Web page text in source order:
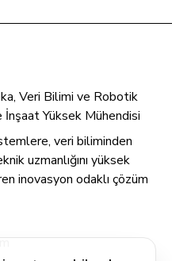
Veri Bilimi ve Robotik
İnşaat Yüksek Mühendisi
veri biliminden
uzmanlığını yüksek
inovasyon odaklı çözüm